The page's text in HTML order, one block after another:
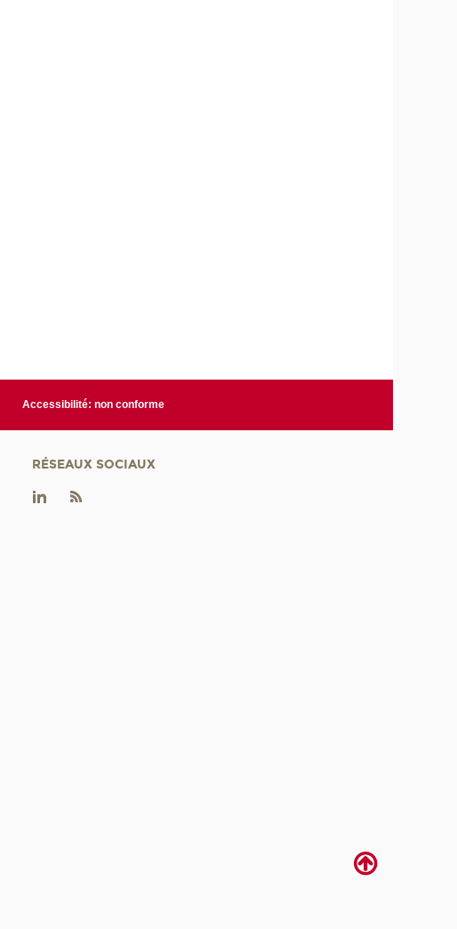
Accessibilité: non conforme
RÉSEAUX SOCIAUX